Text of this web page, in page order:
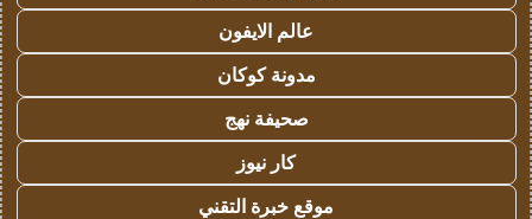
عالم الايفون
مدونة كوكان
صحيفة نهج
كار نيوز
موقع خبرة التقني